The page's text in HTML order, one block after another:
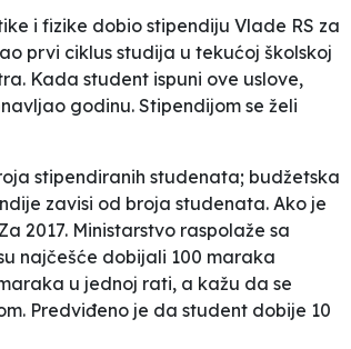
i fizike dobio stipendiju Vlade RS za
prvi ciklus studija u tekućoj školskoj
Kada student ispuni ove uslove,
godinu. Stipendijom se želi
stipendiranih studenata; budžetska
zavisi od broja studenata. Ako je
2017. Ministarstvo raspolaže sa
najčešće dobijali 100 maraka
u jednoj rati, a kažu da se
Predviđeno je da student dobije 10